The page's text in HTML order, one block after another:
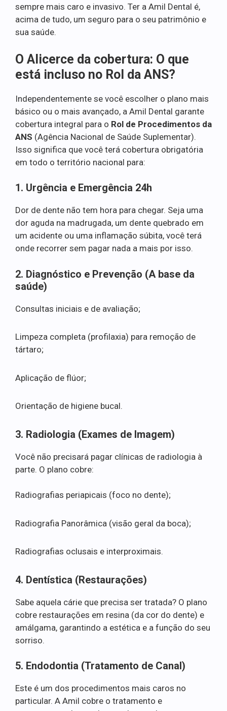
sempre mais caro e invasivo. Ter a Amil Dental é,
acima de tudo, um seguro para o seu patrimônio e
sua saúde.
O Alicerce da cobertura: O que
está incluso no Rol da ANS?
Independentemente se você escolher o plano mais
básico ou o mais avançado, a Amil Dental garante
cobertura integral para o Rol de Procedimentos da
ANS (Agência Nacional de Saúde Suplementar).
Isso significa que você terá cobertura obrigatória
em todo o território nacional para:
1. Urgência e Emergência 24h
Dor de dente não tem hora para chegar. Seja uma
dor aguda na madrugada, um dente quebrado em
um acidente ou uma inflamação súbita, você terá
onde recorrer sem pagar nada a mais por isso.
2. Diagnóstico e Prevenção (A base da
saúde)
Consultas iniciais e de avaliação;
Limpeza completa (profilaxia) para remoção de
tártaro;
Aplicação de flúor;
Orientação de higiene bucal.
3. Radiologia (Exames de Imagem)
Você não precisará pagar clínicas de radiologia à
parte. O plano cobre:
Radiografias periapicais (foco no dente);
Radiografia Panorâmica (visão geral da boca);
Radiografias oclusais e interproximais.
4. Dentística (Restaurações)
Sabe aquela cárie que precisa ser tratada? O plano
cobre restaurações em resina (da cor do dente) e
amálgama, garantindo a estética e a função do seu
sorriso.
5. Endodontia (Tratamento de Canal)
Este é um dos procedimentos mais caros no
particular. A Amil cobre o tratamento e